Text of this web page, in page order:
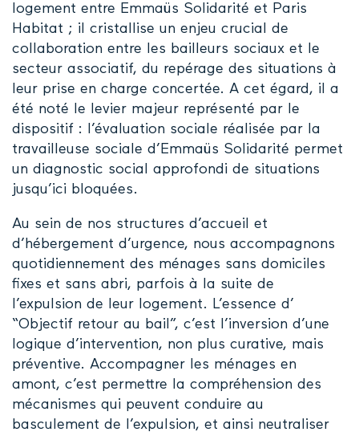
logement entre Emmaüs Solidarité et Paris
Habitat ; il cristallise un enjeu crucial de
collaboration entre les bailleurs sociaux et le
secteur associatif, du repérage des situations à
leur prise en charge concertée. A cet égard, il a
été noté le levier majeur représenté par le
dispositif : l’évaluation sociale réalisée par la
travailleuse sociale d’Emmaüs Solidarité permet
un diagnostic social approfondi de situations
jusqu’ici bloquées.
Au sein de nos structures d’accueil et
d’hébergement d’urgence, nous accompagnons
quotidiennement des ménages sans domiciles
fixes et sans abri, parfois à la suite de
l’expulsion de leur logement. L’essence d’
“Objectif retour au bail”, c’est l’inversion d’une
logique d’intervention, non plus curative, mais
préventive. Accompagner les ménages en
amont, c’est permettre la compréhension des
mécanismes qui peuvent conduire au
basculement de l’expulsion, et ainsi neutraliser